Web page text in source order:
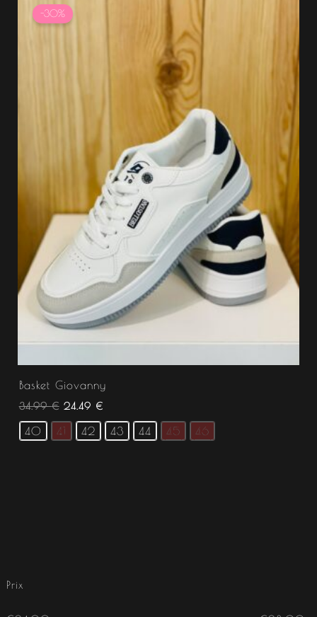
Prix
-30%
Basket Giovanny
34.99€
prix
initial
24.49 €
40 41 42 43 44 45 46